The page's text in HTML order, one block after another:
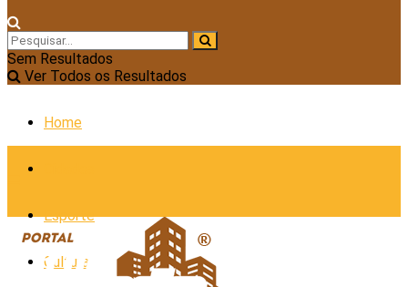
Sem Resultados
Ver Todos os Resultados
Home
Esporte
Cultura